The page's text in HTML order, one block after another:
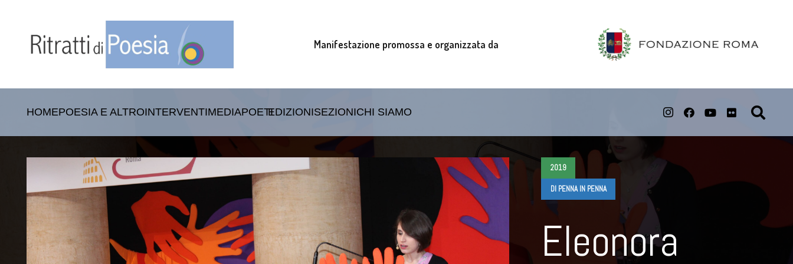
Manifestazione promossa e organizzata da
HOMEPOESIA E ALTROINTERVENTIMEDIAPOETIEDIZIONISEZIONICHI SIAMO
2019
DI PENNA IN PENNA
Eleonora